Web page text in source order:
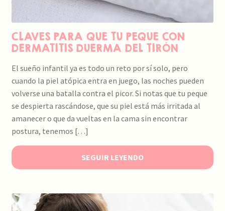
CLAVES PARA QUE TU PEQUE CON
DERMATITIS DUERMA DEL TIRÓN
El sueño infantil ya es todo un reto por sí solo, pero
cuando la piel atópica entra en juego, las noches pueden
volverse una batalla contra el picor. Si notas que tu peque
se despierta rascándose, que su piel está más irritada al
amanecer o que da vueltas en la cama sin encontrar
postura, tenemos […]
SEGUIR LEYENDO